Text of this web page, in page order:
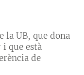
la UB, que dona
que està
de